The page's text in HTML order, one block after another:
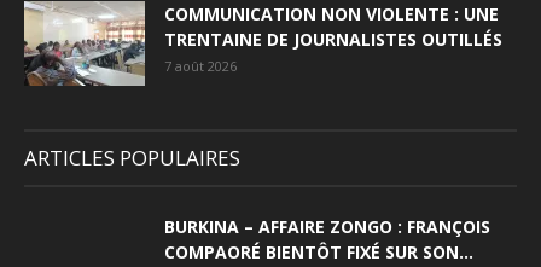
COMMUNICATION NON VIOLENTE : UNE
TRENTAINE DE JOURNALISTES OUTILLÉS
7 août 2026
ARTICLES POPULAIRES
BURKINA – AFFAIRE ZONGO : FRANÇOIS
COMPAORÉ BIENTÔT FIXÉ SUR SON...